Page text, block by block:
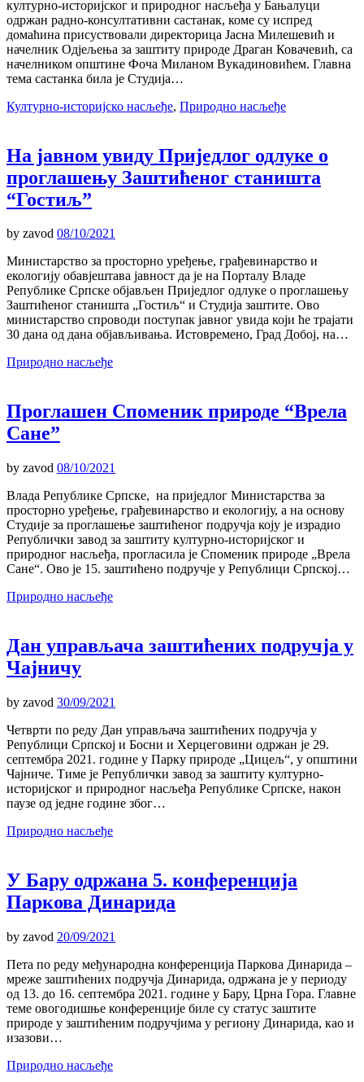
културно-историјског и природног насљеђа у Бањалуци
одржан радно-консултативни састанак, коме су испред
домаћина присуствовали директорица Јасна Милешевић и
начелник Одјељења за заштиту природе Драган Ковачевић, са
начелником општине Фоча Миланом Вукадиновићем. Главна
тема састанка била је Студија…
Културно-историјско насљеђе, Природно насљеђе
На јавном увиду Пријeдлог одлуке о
проглашењу Заштићеног станишта
“Гостиљ”
by zavod 08/10/2021
Министарство за просторно уређење, грађевинарство и
екологију обавјештава јавност да је на Порталу Владе
Републике Српске објављен Приједлог одлуке о проглашењу
Заштићеног станишта „Гостиљ“ и Студија заштите. Ово
министарство спроводи поступак јавног увида који ће трајати
30 дана од дана објављивања. Истовремено, Град Добој, на…
Природно насљеђе
Проглашен Споменик природе “Врела
Сане”
by zavod 08/10/2021
Влада Републике Српске, на приједлог Министарства за
просторно уређење, грађевинарство и екологију, а на основу
Студије за проглашење заштићеног подручја коју је израдио
Републички завод за заштиту културно-историјског и
природног насљеђа, прогласила је Споменик природе „Врела
Сане“. Ово је 15. заштићено подручје у Републици Српској…
Природно насљеђе
Дан управљача заштићених подручја у
Чајничу
by zavod 30/09/2021
Четврти по реду Дан управљача заштићених подручја у
Републици Српској и Босни и Херцеговини одржан је 29.
септембра 2021. године у Парку природе „Цицељ“, у општини
Чајниче. Тиме је Републички завод за заштиту културно-
историјског и природног насљеђа Републике Српске, након
паузе од једне године због…
Природно насљеђе
У Бару одржана 5. конференција
Паркова Динарида
by zavod 20/09/2021
Пета по реду међународна конференција Паркова Динарида –
мреже заштићених подручја Динарида, одржана је у периоду
од 13. до 16. септембра 2021. године у Бару, Црна Гора. Главне
теме овогодишње конференције биле су статус заштите
природе у заштићеним подручјима у региону Динарида, као и
изазови…
Природно насљеђе